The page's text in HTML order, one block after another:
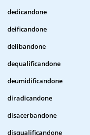
dedicandone
deificandone
delibandone
dequalificandone
deumidificandone
diradicandone
disacerbandone
disqualificandone